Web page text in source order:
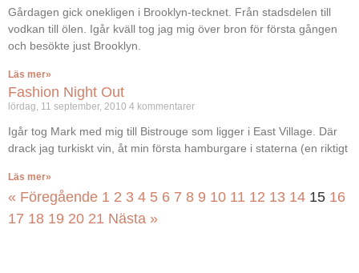
Gårdagen gick onekligen i Brooklyn-tecknet. Från stadsdelen till
vodkan till ölen. Igår kväll tog jag mig över bron för första gången
och besökte just Brooklyn.
Läs mer»
Fashion Night Out
lördag, 11 september, 2010 4 kommentarer
Igår tog Mark med mig till Bistrouge som ligger i East Village. Där
drack jag turkiskt vin, åt min första hamburgare i staterna (en riktigt
Läs mer»
« Föregående 1 2 3 4 5 6 7 8 9 10 11 12 13 14 15 16
17 18 19 20 21 Nästa »